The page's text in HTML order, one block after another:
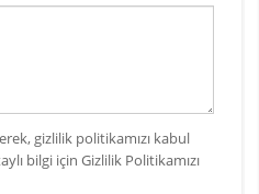
gizlilik politikamızı kabul
bilgi için Gizlilik Politikamızı